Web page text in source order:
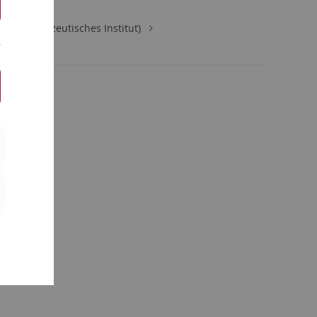
(Pharmazeutisches Institut)